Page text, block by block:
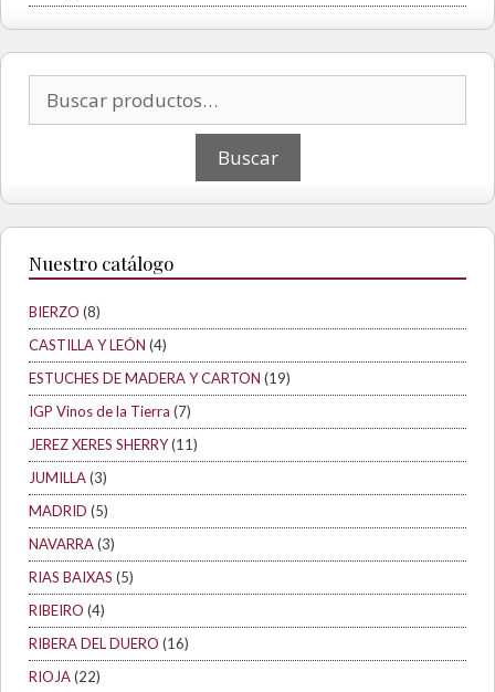
Nuestro catálogo
BIERZO (8)
CASTILLA Y LEÓN (4)
ESTUCHES DE MADERA Y CARTON (19)
IGP Vinos de la Tierra (7)
JEREZ XERES SHERRY(11)
JUMILLA(3)
MADRID (5)
NAVARRA(3)
RIAS BAIXAS (5)
RIBEIRO (4)
RIBERA DEL DUERO (16)
RIOJA(22)